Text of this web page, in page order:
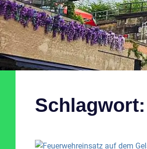
Schlagwort: